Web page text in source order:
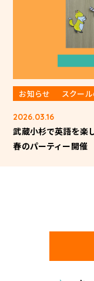
お知らせ スクー
2026.03.16
武蔵小杉で英語を楽
春のパーティー開催